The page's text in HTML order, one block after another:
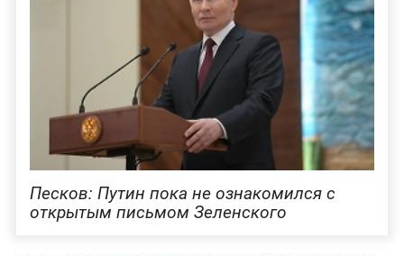
Песков: Путин пока не ознакомился с
открытым письмом Зеленского